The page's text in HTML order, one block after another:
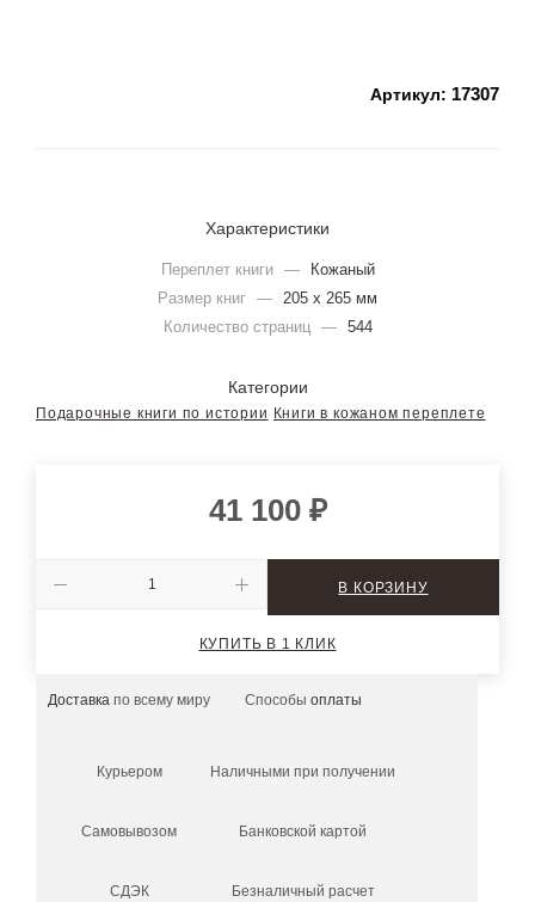
Артикул: 17307
Характеристики
Переплет книги —
Кожаный
Размер книг — 205 х 265 мм
Количество страниц — 544
Категории
Подарочные книги по истории Книги в кожаном переплете
41 100₽
В КОРЗИНУ
КУПИТЬ В 1 КЛИК
Доставка по всему миру
Курьером
Самовывозом
СДЭК
Способы оплаты
Наличными при получении
Банковской картой
Безналичный расчет